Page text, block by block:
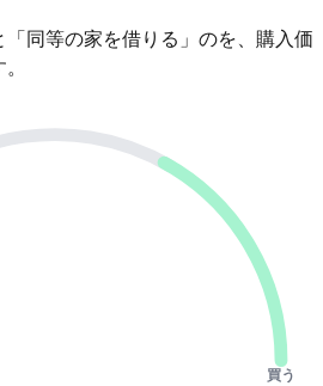
同等の家を借りる」のを、購入価
買う